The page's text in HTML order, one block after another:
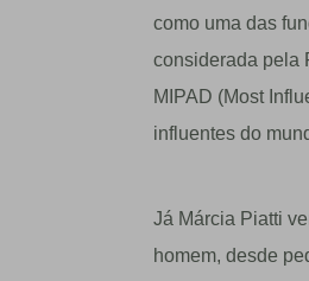
como uma das
considerada pela
MIPAD (Most
influentes do
Já Márcia Piatti
homem, desde